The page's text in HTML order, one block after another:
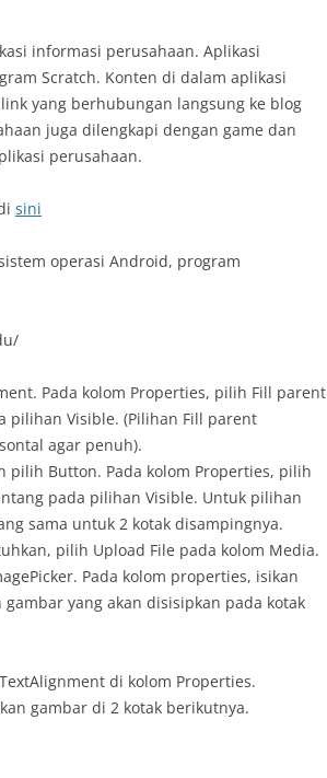
informasi perusahaan. Aplikasi
Scratch. Konten di dalam aplikasi
yang berhubungan langsung ke blog
juga dilengkapi dengan game dan
perusahaan.
sini
operasi Android, program
Pada kolom Properties, pilih Fill parent
pilihan Visible. (Pilihan Fill parent
agar penuh).
pilih Button. Pada kolom Properties, pilih
pada pilihan Visible. Untuk pilihan
sama untuk 2 kotak disampingnya.
pilih Upload File pada kolom Media.
Pada kolom properties, isikan
yang akan disisipkan pada kotak
di kolom Properties.
gambar di 2 kotak berikutnya.